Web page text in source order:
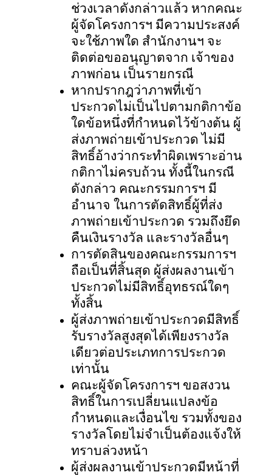
ช่วงเวลาดังกล่าวแล้ว หากคณะ
ผู้จัดโครงการฯ มีความประสงค์
จะใช้ภาพใด สำนักงานฯ จะ
ติดต่อขออนุญาตจาก เจ้าของ
ภาพก่อน เป็นรายกรณี
หากปรากฎว่าภาพที่เข้า
ประกวดไม่เป็นไปตามกติกาข้อ
ใดข้อหนึ่งที่กำหนดไว้ข้างต้น ผู้
ส่งภาพถ่ายเข้าประกวด ไม่มี
สิทธิ์อ้างว่ากระทำผิดเพราะอ่าน
กติกาไม่ครบถ้วน ทั้งนี้ในกรณี
ดังกล่าว คณะกรรมการฯ มี
อำนาจ ในการตัดสิทธิ์ผู้ที่ส่ง
ภาพถ่ายเข้าประกวด รวมถึงยึด
คืนเงินรางวัล และรางวัลอื่นๆ
การตัดสินของคณะกรรมการฯ
ถือเป็นที่สิ้นสุด ผู้ส่งผลงานเข้า
ประกวดไม่มีสิทธิ์อุทธรณ์ใดๆ
ทั้งสิ้น
ผู้ส่งภาพถ่ายเข้าประกวดมีสิทธิ์
รับรางวัลสูงสุดได้เพียงรางวัล
เดียวต่อประเภทการประกวด
เท่านั้น
คณะผู้จัดโครงการฯ ขอสงวน
สิทธิ์ในการเปลี่ยนแปลงข้อ
กำหนดและเงื่อนไข รวมทั้งของ
รางวัลโดยไม่จำเป็นต้องแจ้งให้
ทราบล่วงหน้า
ผู้ส่งผลงานเข้าประกวดมีหน้าที่